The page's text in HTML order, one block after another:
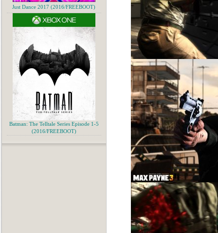
Just Dance 2017 (2016/FREEBOOT)
Batman: The Telltale Series Episode 1-5
(2016/FREEBOOT)